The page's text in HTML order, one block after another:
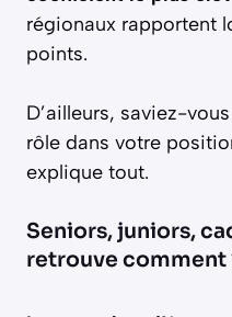
régionaux rapportent
points.
D’ailleurs, saviez-
rôle dans votre
explique tout.
Seniors, juniors,
retrouve comment